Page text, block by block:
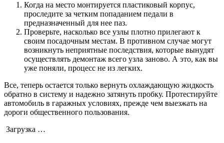
Когда на место монтируется пластиковый корпус,
проследите за четким попаданием педали в
предназначенный для нее паз.
Проверьте, насколько все узлы плотно прилегают к
своим посадочным местам. В противном случае могут
возникнуть неприятные последствия, которые вынудят
осуществлять демонтаж всего узла заново. А это, как вы
уже поняли, процесс не из легких.
Все, теперь остается только вернуть охлаждающую жидкость
обратно в систему и надежно затянуть пробку. Протестируйте
автомобиль в гаражных условиях, прежде чем выезжать на
дороги общественного пользования.
Загрузка …